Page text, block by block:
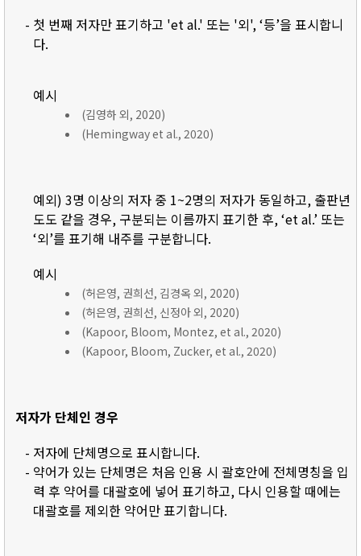
- 첫 번째 저자만 표기하고 'et al.' 또는 '외', ‘등’을 표시합니
다.
예시
(김영하 외, 2020)
(Hemingway et al., 2020)
예외) 3명 이상의 저자 중 1~2명의 저자가 동일하고, 출판년
도도 같을 경우, 구분되는 이름까지 표기한 후, ‘et al.’ 또는
‘외’를 표기해 내주를 구분합니다.
예시
(허은영, 권희선, 김경옥 외, 2020)
(허은영, 권희선, 신정아 외, 2020)
(Kapoor, Bloom, Montez, et al., 2020)
(Kapoor, Bloom, Zucker, et al., 2020)
저자가 단체인 경우
- 저자에 단체명으로 표시합니다.
- 약어가 있는 단체명은 처음 인용 시 괄호안에 전체명칭을 입
력 후 약어를 대괄호에 넣어 표기하고, 다시 인용할 때에는
대괄호를 제외한 약어만 표기합니다.